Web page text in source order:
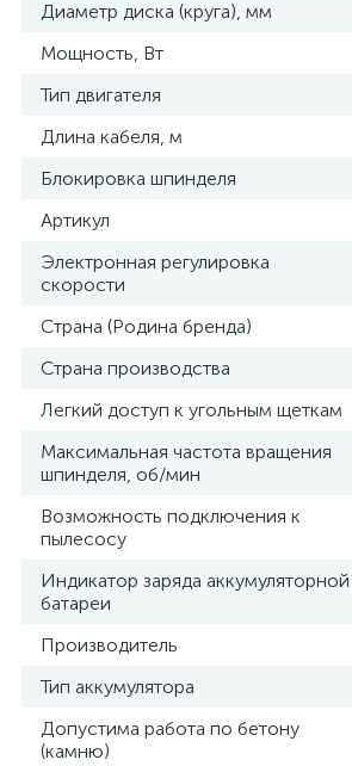
Диаметр диска (круга), мм
Мощность, Вт
Тип двигателя
Длина кабеля, м
Блокировка шпинделя
Артикул
Электронная регулировка
скорости
Страна (Родина бренда)
Страна производства
Легкий доступ к угольным щеткам
Максимальная частота вращения
шпинделя, об/мин
Возможность подключения к
пылесосу
Индикатор заряда аккумуляторной
батареи
Производитель
Тип аккумулятора
Допустима работа по бетону
(камню)